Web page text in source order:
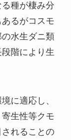
種が棲み分
るがコスモ
水生ダニ類
階により生
に適応し、
生性等クモ
れることの